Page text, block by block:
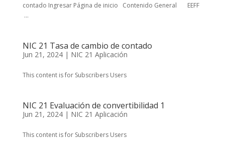
contado Ingresar Página de inicio Contenido General EEFF
...
NIC 21 Tasa de cambio de contado
Jun 21, 2024| NIC 21 Aplicación
This content is for Subscribers Users
NIC 21 Evaluación de convertibilidad 1
Jun 21, 2024| NIC 21 Aplicación
This content is for Subscribers Users